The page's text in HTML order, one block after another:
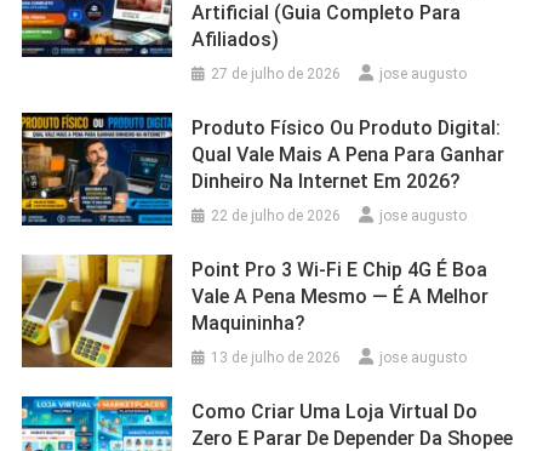
Artificial (Guia Completo Para
Afiliados)
27 de julho de 2026 jose augusto
Produto Físico Ou Produto Digital:
Qual Vale Mais A Pena Para Ganhar
Dinheiro Na Internet Em 2026?
22 de julho de 2026 jose augusto
Point Pro 3 Wi‑Fi E Chip 4G É Boa
Vale A Pena Mesmo — É A Melhor
Maquininha?
13 de julho de 2026 jose augusto
Como Criar Uma Loja Virtual Do
Zero E Parar De Depender Da Shopee